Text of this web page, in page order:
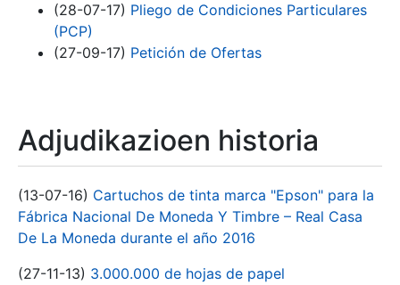
(28-07-17) Pliego de Condiciones Particulares
(PCP)
(27-09-17) Petición de Ofertas
Adjudikazioen historia
(13-07-16) Cartuchos de tinta marca "Epson" para la
Fábrica Nacional De Moneda Y Timbre – Real Casa
De La Moneda durante el año 2016
(27-11-13) 3.000.000 de hojas de papel